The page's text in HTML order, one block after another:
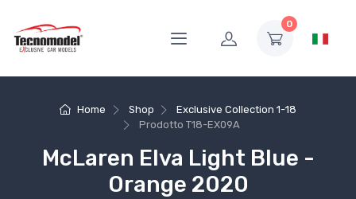
0
Home Shop
Exclusive Collection 1-18
Prodotto T18-EX09A
McLaren Elva Light Blue -
Orange 2020